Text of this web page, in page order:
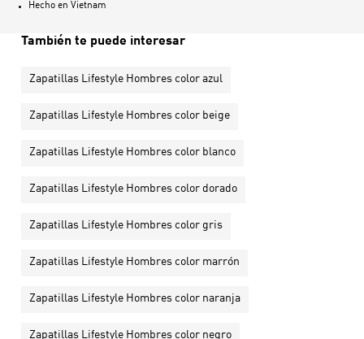
Hecho en Vietnam
También te puede interesar
Zapatillas Lifestyle Hombres color azul
Zapatillas Lifestyle Hombres color beige
Zapatillas Lifestyle Hombres color blanco
Zapatillas Lifestyle Hombres color dorado
Zapatillas Lifestyle Hombres color gris
Zapatillas Lifestyle Hombres color marrón
Zapatillas Lifestyle Hombres color naranja
Zapatillas Lifestyle Hombres color negro